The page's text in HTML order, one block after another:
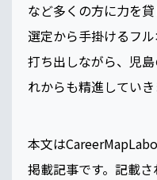
など多くの方に力を
選定から手掛けるフ
打ち出しながら、児
れからも精進していき
本文は
掲載記事です。記載